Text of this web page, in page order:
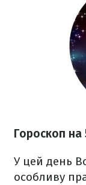
Гороскоп на
У цей день
особливу